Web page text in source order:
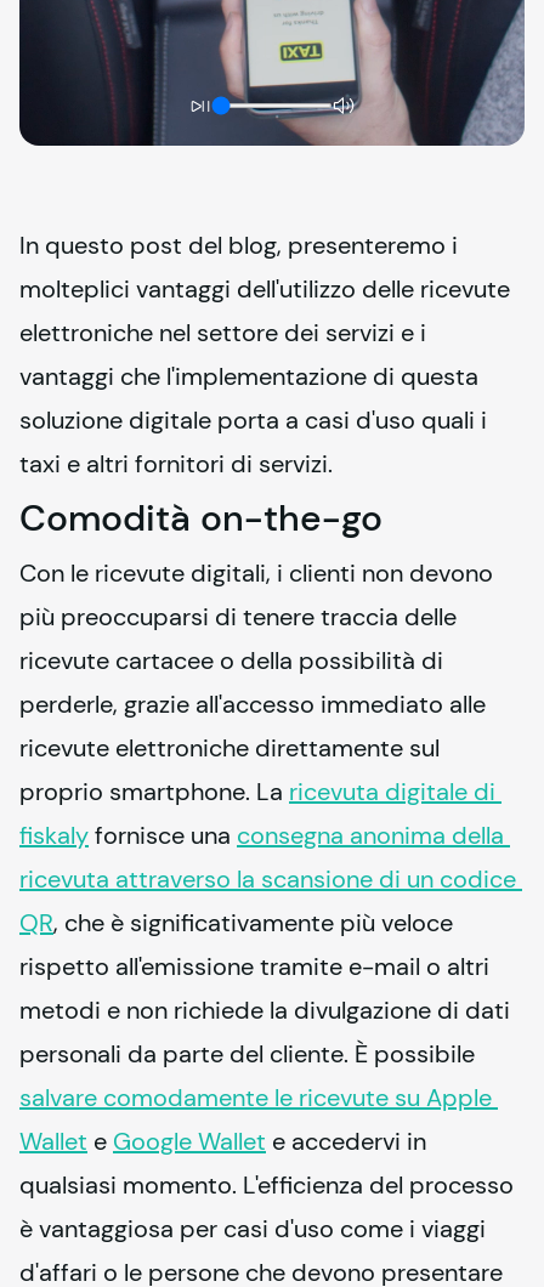
In questo post del blog, presenteremo i
molteplici vantaggi dell'utilizzo delle ricevute
elettroniche nel settore dei servizi e i
vantaggi che l'implementazione di questa
soluzione digitale porta a casi d'uso quali i
taxi e altri fornitori di servizi.
Comodità on-the-go
Con le ricevute digitali, i clienti non devono
più preoccuparsi di tenere traccia delle
ricevute cartacee o della possibilità di
perderle, grazie all'accesso immediato alle
ricevute elettroniche direttamente sul
proprio smartphone. La
fiskaly fornisce una consegna anonima della
ricevuta attraverso la scansione di un codice
QR, che è significativamente più veloce
rispetto all'emissione tramite e-mail o altri
metodi e non richiede la divulgazione di dati
salvare comodamente le ricevute su Apple
Wallet e Google Wallet e accedervi in
qualsiasi momento. L'efficienza del processo
è vantaggiosa per casi d'uso come i viaggi
d'affari o le persone che devono presentare